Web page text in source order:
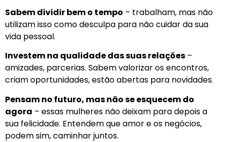
Sabem dividir bem o tempo – trabalham, mas não
utilizam isso como desculpa para não cuidar da sua
vida pessoal.
Investem na qualidade das suas relações –
amizades, parcerias. Sabem valorizar os encontros,
criam oportunidades, estão abertas para novidades.
Pensam no futuro, mas não se esquecem do
agora – essas mulheres não deixam para depois a
sua felicidade. Entendem que amor e os negócios,
podem sim, caminhar juntos.